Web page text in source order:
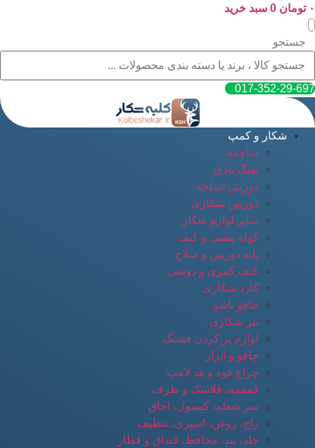
پرش
به
محتوا
۰ تومان 0 سبد خرید
جستجو
017-352-29-697
شکار و کمپ
ساچمه
تفنگ بادی
دوربین اسلحه
دوربین شکاری
سایر لوازم شکار
کوله پشتی و کیف
پایه دوربین و سلاح
کیف کمری و دوشی
کارد شکاری
چاقو تاشو
تبر شکاری
لوازم پر کردن فشنگ
چاقو و ابزار
چراغ قوه و هد لامپ
قمقمه، فلاسک و ظرف
سر شعله، کپسول، اجاق
زاج، روغن، اسپری، تنظیف
جلد، بند، محافظ، قنداق و قطار